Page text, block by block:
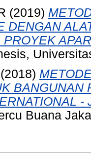
(2019)
DENGAN
PROYEK
(2018)
BANGUNAN
-
Buana